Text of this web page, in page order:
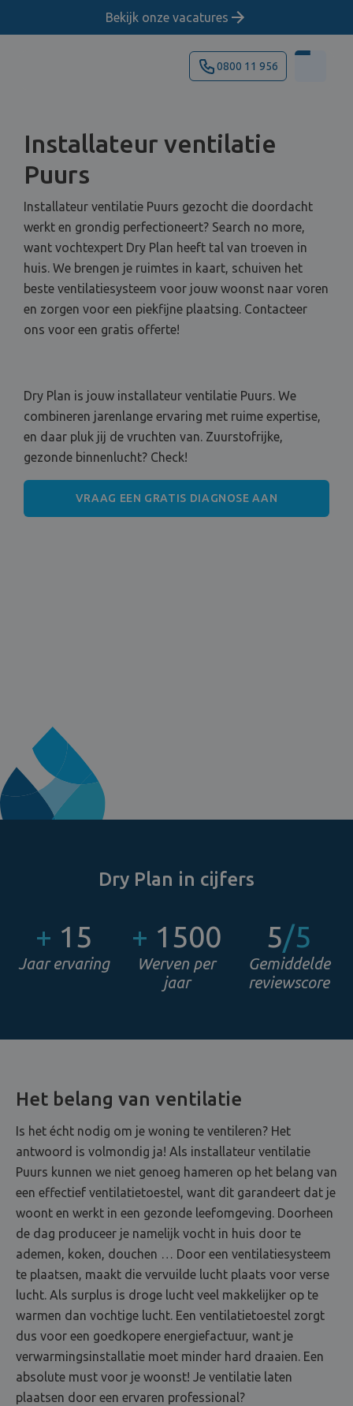
Bekijk onze vacatures
0800 11 956
Installateur ventilatie
Puurs
Installateur ventilatie Puurs gezocht die doordacht
werkt en grondig perfectioneert? Search no more,
want vochtexpert Dry Plan heeft tal van troeven in
huis. We brengen je ruimtes in kaart, schuiven het
beste ventilatiesysteem voor jouw woonst naar voren
en zorgen voor een piekfijne plaatsing. Contacteer
ons voor een gratis offerte!
Dry Plan is jouw installateur ventilatie Puurs. We
combineren jarenlange ervaring met ruime expertise,
en daar pluk jij de vruchten van. Zuurstofrijke,
gezonde binnenlucht? Check!
VRAAG EEN GRATIS DIAGNOSE AAN
Dry Plan in cijfers
+ 15
Jaar ervaring
+ 1500
Werven per
jaar
5/5
Gemiddelde
reviewscore
Het belang van ventilatie
Is het écht nodig om je woning te ventileren? Het
antwoord is volmondig ja! Als installateur ventilatie
Puurs kunnen we niet genoeg hameren op het belang van
een effectief ventilatietoestel, want dit garandeert dat je
woont en werkt in een gezonde leefomgeving. Doorheen
de dag produceer je namelijk vocht in huis door te
ademen, koken, douchen … Door een ventilatiesysteem
te plaatsen, maakt die vervuilde lucht plaats voor verse
lucht. Als surplus is droge lucht veel makkelijker op te
warmen dan vochtige lucht. Een ventilatietoestel zorgt
dus voor een goedkopere energiefactuur, want je
verwarmingsinstallatie moet minder hard draaien. Een
absolute must voor je woonst! Je ventilatie laten
plaatsen door een ervaren professional?